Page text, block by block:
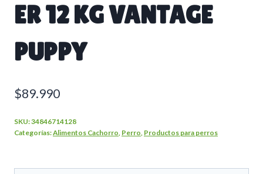
ER 12 KG VANTAGE
PUPPY
$89.990
SKU:34846714128
Categorías:Alimentos Cachorro Perro Productos para perros